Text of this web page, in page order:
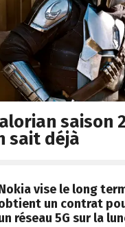
saison
sait déjà
vise le long
un contrat
réseau 5G sur la